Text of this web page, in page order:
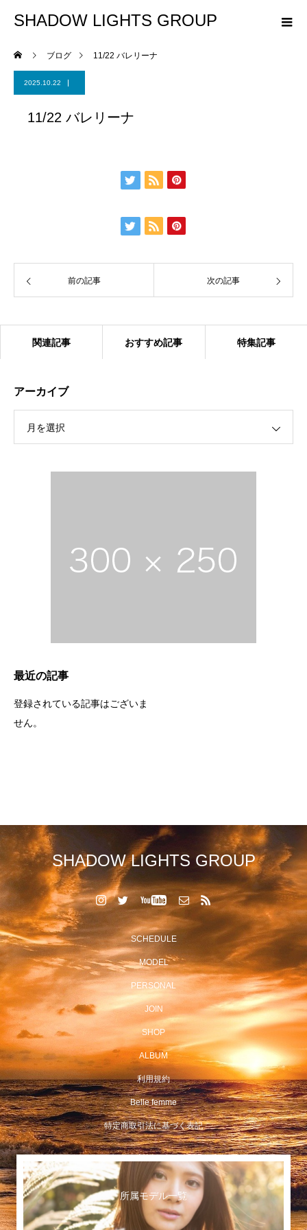
SHADOW LIGHTS GROUP
ブログ 11/22 バレリーナ
2025.10.22
11/22 バレリーナ
前の記事 次の記事
関連記事 おすすめ記事 特集記事
アーカイブ
月を選択
最近の記事
登録されている記事はございま
せん。
SHADOW LIGHTS GROUP
SCHEDULE
MODEL
PERSONAL
JOIN
SHOP
ALBUM
利用規約
Belle femme
特定商取引法に基づく表記
所属モデル一覧